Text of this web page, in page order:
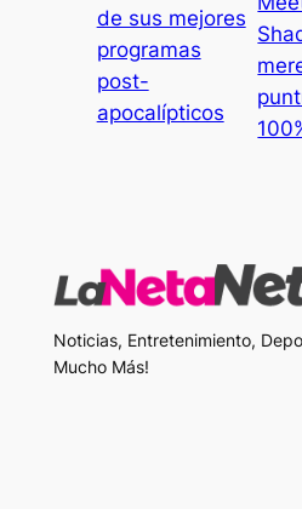
de sus mejores
programas
post-
apocalípticos
Noticias, Entretenimiento,
Mucho Más!